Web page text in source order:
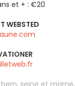
et + : €20
WEBSTED
, seine et marne,